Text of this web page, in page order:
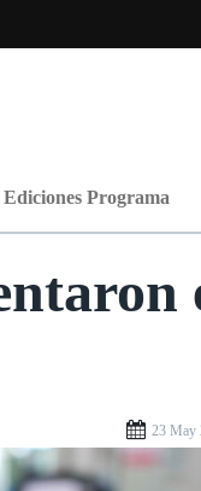
Ediciones Programa
23 May